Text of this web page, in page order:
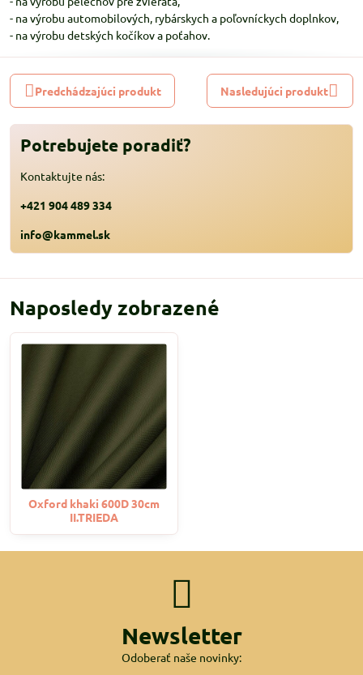
- na výrobu automobilových, rybárskych a poľovníckych doplnkov,
- na výrobu detských kočíkov a poťahov.
Predchádzajúci produkt Nasledujúci produkt
Potrebujete poradiť?
Kontaktujte nás:
+421 904 489 334
info@kammel.sk
Naposledy zobrazené
Oxford khaki 600D 30cm
II.TRIEDA
Newsletter
Odoberať naše novinky: